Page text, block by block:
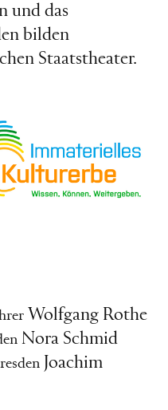
und das
bilden
Staatstheater.
Wolfgang Rothe
Nora Schmid
Joachim